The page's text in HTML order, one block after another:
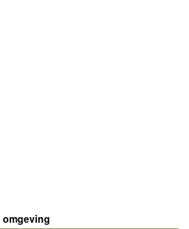
omgeving